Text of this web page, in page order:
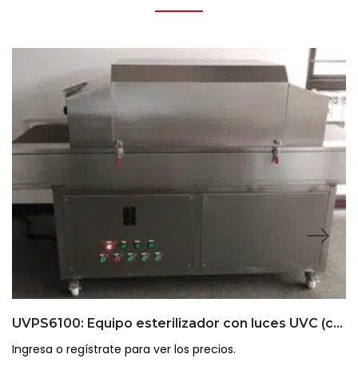
UVPS6100: Equipo esterilizador con luces UVC (con cinta transportadora)
Ingresa o regístrate para ver los precios.